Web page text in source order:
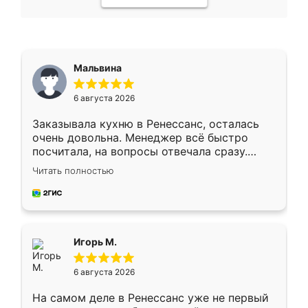
Мальвина
6 августа 2026
Заказывала кухню в Ренессанс, осталась
очень довольна. Менеджер всё быстро
посчитала, на вопросы отвечала сразу.
Замерщик приехал в субботу, подошёл к
делу со всей ответственностью. Собрали
за день, ребята работали аккуратно, даже
Читать полностью
Игорь М.
6 августа 2026
На самом деле в Ренессанс уже не первый